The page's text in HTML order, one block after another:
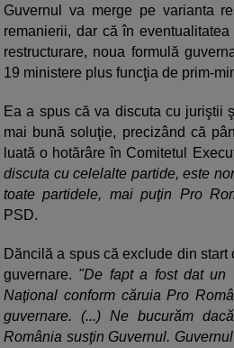
Guvernul va merge pe varianta
remanierii, dar că în
restructurare, noua formulă
19 ministere plus funcţia de prim-
Ea a spus că va discuta cu juriştii
mai bună soluţie, precizând că
luată o hotărâre în Comitetul
discuta cu celelalte partide, este
toate partidele, mai puţin Pro
PSD.
Dăncilă a spus că exclude din
guvernare. "De fapt a fost dat un
Naţional conform căruia Pro
guvernare. (...) Ne bucurăm
România susţin Guvernul.